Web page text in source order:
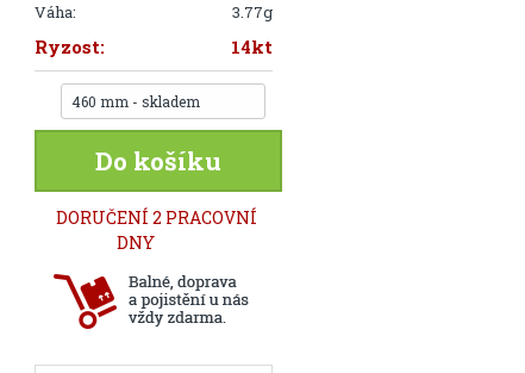
Váha:
3.77g
Ryzost: 14kt
460 mm - skladem
Do košíku
DORUČENÍ 2 PRACOVNÍ
DNY